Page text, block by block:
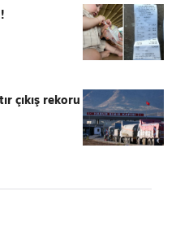
çıkış rekoru